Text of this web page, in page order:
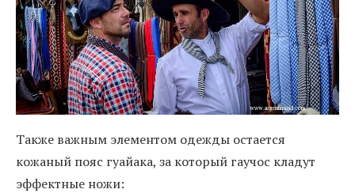
Также важным элементом одежды остается
кожаный пояс гуайака, за который гаучос кладут
эффектные ножи: